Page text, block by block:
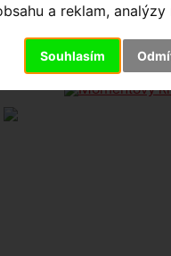
a reklam,
Souhlasím